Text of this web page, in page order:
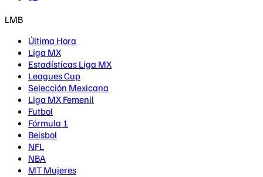
LMB
Última Hora
Liga MX
Estadísticas Liga MX
Leagues Cup
Selección Mexicana
Liga MX Femenil
Futbol
Fórmula 1
Beisbol
NFL
NBA
MT Mujeres